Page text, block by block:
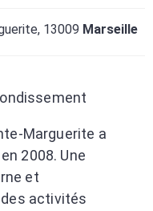
13009 Marseille
Marguerite a
2008. Une
et
activités